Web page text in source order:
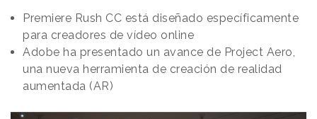
Premiere Rush CC está diseñado específicamente
para creadores de vídeo online
Adobe ha presentado un avance de Project Aero,
una nueva herramienta de creación de realidad
aumentada (AR)